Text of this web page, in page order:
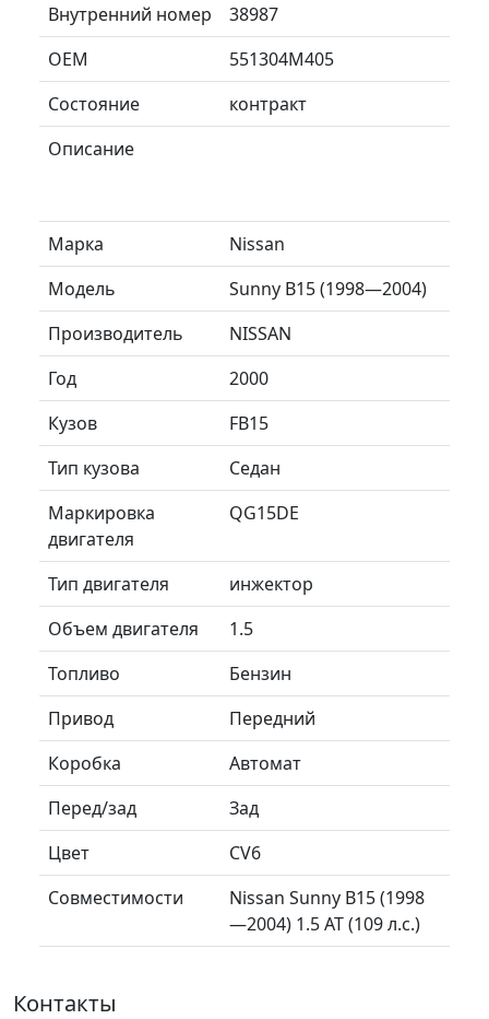
Внутренний номер
38987
ОЕМ
551304M405
Состояние
контракт
Описание
Марка
Nissan
Модель
Sunny B15 (1998—2004)
Производитель
NISSAN
Год
2000
Кузов
FB15
Тип кузова
Седан
Маркировка
двигателя
QG15DE
Тип двигателя
инжектор
Объем двигателя
1.5
Топливо
Бензин
Привод
Передний
Коробка
Автомат
Перед/зад
Зад
Цвет
CV6
Совместимости
Nissan Sunny B15 (1998
—2004) 1.5 AT (109 л.с.)
Контакты